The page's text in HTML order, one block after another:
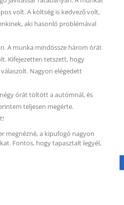
volt. A költség is kedvező volt,
aki hasonló problémával
A munka mindössze három órát
Kifejezetten tetszett, hogy
Nagyon elégedett
órát töltött a autómnál, és
teljesen megérte.
megnézné, a kipufogó nagyon
Fontos, hogy tapasztalt legyél,